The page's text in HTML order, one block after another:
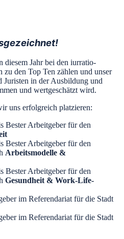
diesem Jahr bei den iurratio-
den Top Ten zählen und unser
Juristen in der Ausbildung und
und wertgeschätzt wird.
uns erfolgreich platzieren:
Bester Arbeitgeber für den
Bester Arbeitgeber für den
Arbeitsmodelle &
Bester Arbeitgeber für den
Gesundheit & Work-Life-
im Referendariat für die Stadt
im Referendariat für die Stadt